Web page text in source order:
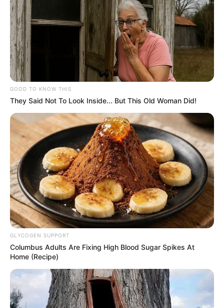
LIHAT ARTIKEL LAINNYA
Laras Kinanda Nyimas Ratu Rafa
Shenina Cinnamon
GOOD TO KNOW THIS
They Said Not To Look Inside... But This Old Woman Did!
GLYCOGEN SUPPORT
Columbus Adults Are Fixing High Blood Sugar Spikes At
Home (Recipe)